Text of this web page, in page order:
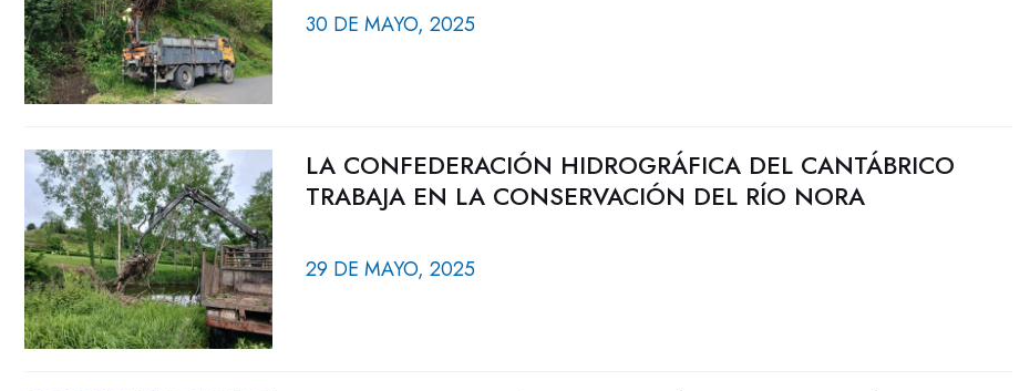
30 DE MAYO, 2025
LA CONFEDERACIÓN HIDROGRÁFICA DEL CANTÁBRICO
TRABAJA EN LA CONSERVACIÓN DEL RÍO NORA
29 DE MAYO, 2025